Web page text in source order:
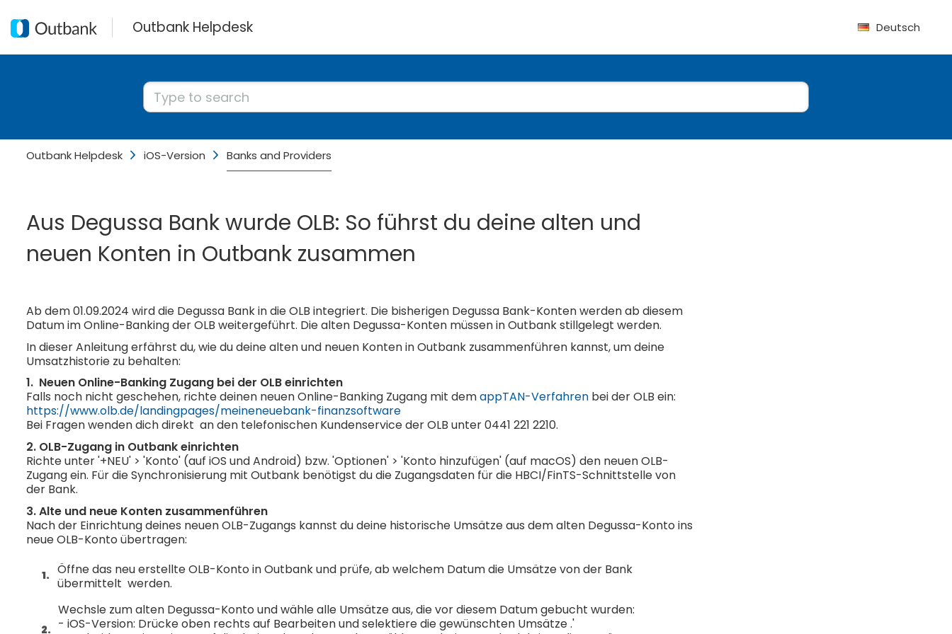
Outbank Helpdesk Deutsch
Outbank Helpdesk iOS-Version Banks and Providers
Aus Degussa Bank wurde OLB: So führst du deine alten und
neuen Konten in Outbank zusammen
Ab dem 01.09.2024 wird die Degussa Bank in die OLB integriert. Die bisherigen Degussa Bank-Konten werden ab diesem
Datum im Online-Banking der OLB weitergeführt. Die alten Degussa-Konten müssen in Outbank stillgelegt werden.
In dieser Anleitung erfährst du, wie du deine alten und neuen Konten in Outbank zusammenführen kannst, um deine
Umsatzhistorie zu behalten:
1. Neuen Online-Banking Zugang bei der OLB einrichten
Falls noch nicht geschehen, richte deinen neuen Online-Banking Zugang mit demappTAN-Verfahren bei der OLB ein:
https://www.olb.de/landingpages/meineneuebank-finanzsoftware
Bei Fragen wenden dich direkt an den telefonischen Kundenservice der OLB unter 0441 221 2210.
2. OLB-Zugang in Outbank einrichten
Richte unter '+NEU' > 'Konto' (auf iOS und Android) bzw. 'Optionen' > 'Konto hinzufügen' (auf macOS) den neuen OLB-
Zugang ein. Für die Synchronisierung mit Outbank benötigst du die Zugangsdaten für die HBCI/FinTS-Schnittstelle von
der Bank.
3. Alte und neue Konten zusammenführen
Nach der Einrichtung deines neuen OLB-Zugangs kannst du deine historische Umsätze aus dem alten Degussa-Konto ins
neue OLB-Konto übertragen:
Öffne das neu erstellte OLB-Konto in Outbank und prüfe, ab welchem Datum die Umsätze von der Bank
übermittelt werden.
Wechsle zum alten Degussa-Konto und wähle alle Umsätze aus, die vor diesem Datum gebucht wurden:
- iOS-Version: Drücke oben rechts auf Bearbeiten und selektiere die gewünschten Umsätze .'